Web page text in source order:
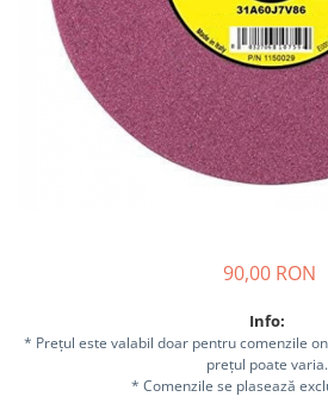
vegetale
Tractoare si Utilaje agricole
Accesorii utilaje de gradina
Articole de bucatarie
Masini de umplut carnati
Storcatoare de rosii
90,00 RON
Info:
* Prețul este valabil doar pentru comenzile
prețul poate varia.
* Comenzile se plasează